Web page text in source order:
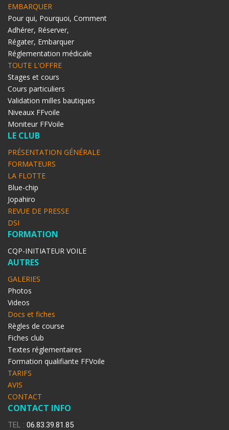
EMBARQUER
Pour qui, Pourquoi, Comment
Adhérer, Réserver,
Régater, Embarquer
Réglementation médicale
TOUTE L'OFFRE
Stages et cours
Cours particuliers
Validation milles bautiques
Niveaux FFvoile
Moniteur FFVoile
LE CLUB
PRÉSENTATION GÉNÉRALE
FORMATEURS
LA FLOTTE
Blue-chip
Jopahiro
REVUE DE PRESSE
DSI
FORMATION
CQP-INITIATEUR VOILE
AUTRES
GALERIES
Photos
Videos
Docs et fiches
Règles de course
Fiches club
Textes réglementaires
Formation qualifiante FFVoile
TARIFS
AVIS
CONTACT
CONTACT INFO
TEL : 06.83.39.81.85